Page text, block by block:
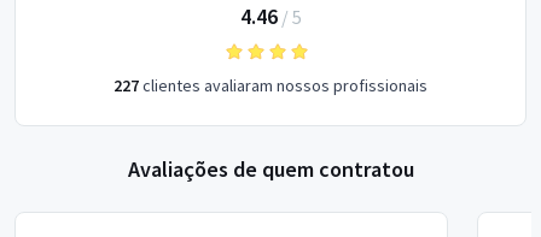
4.46/ 5
227clientes avaliaram nossos profissionais
Avaliações de quem contratou